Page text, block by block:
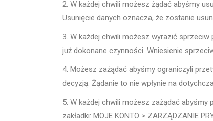
2. W każdej chwili możesz żądać abyśmy
Usunięcie danych oznacza, że zostanie
3. W każdej chwili możesz wyrazić
już dokonane czynności. Wniesienie
4. Możesz zażądać abyśmy ograniczyli
decyzją. Żądanie to nie wpłynie na
5. W każdej chwili możesz zażądać
zakładki: MOJE KONTO > ZARZĄDZANIE